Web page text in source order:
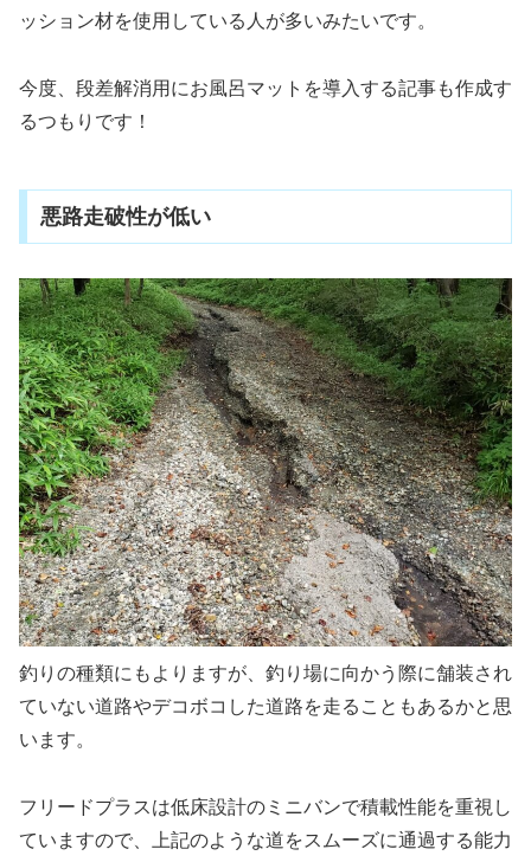
ッション材を使用している人が多いみたいです。
今度、段差解消用にお風呂マットを導入する記事も作成す
るつもりです！
悪路走破性が低い
釣りの種類にもよりますが、釣り場に向かう際に舗装され
ていない道路やデコボコした道路を走ることもあるかと思
います。
フリードプラスは低床設計のミニバンで積載性能を重視し
ていますので、上記のような道をスムーズに通過する能力